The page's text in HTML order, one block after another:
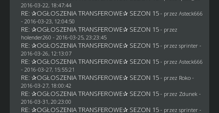
2016-03-22, 18:47:44
RE: ✰OGŁOSZENIA TRANSFEROWE✰ SEZON 15 - przez Asteck666
- 2016-03-23, 12:04:50
RE: ✰OGŁOSZENIA TRANSFEROWE✰ SEZON 15 - przez
holender260 - 2016-03-25, 23:23:45
RE: ✰OGŁOSZENIA TRANSFEROWE✰ SEZON 15 - przez sprinter -
2016-03-26, 12:13:07
RE: ✰OGŁOSZENIA TRANSFEROWE✰ SEZON 15 - przez Asteck666
- 2016-03-27, 15:55:21
RE: ✰OGŁOSZENIA TRANSFEROWE✰ SEZON 15 - przez Roko-
2016-03-27, 18:00:42
RE: ✰OGŁOSZENIA TRANSFEROWE✰ SEZON 15 - przez Zdunek -
2016-03-31, 20:23:00
RE: ✰OGŁOSZENIA TRANSFEROWE✰ SEZON 15 - przez sprinter -